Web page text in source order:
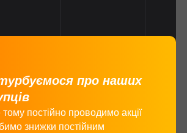
про наших
постійно проводимо акції
знижки постійним